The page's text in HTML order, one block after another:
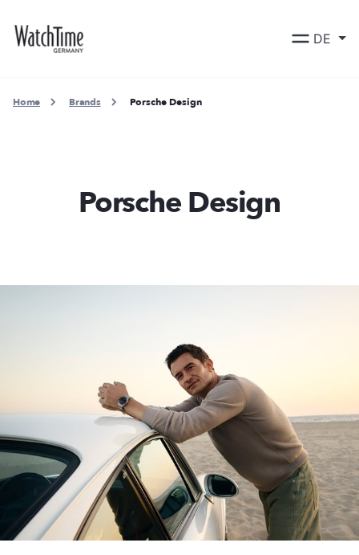
DE
Home Brands Porsche Design
Porsche Design